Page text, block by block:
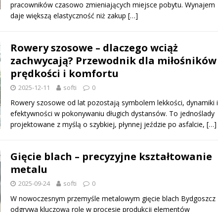
pracowników czasowo zmieniających miejsce pobytu. Wynajem
daje większą elastyczność niż zakup […]
Rowery szosowe – dlaczego wciąż
zachwycają? Przewodnik dla miłośników
prędkości i komfortu
2025-12-11 softi 0
Rowery szosowe od lat pozostają symbolem lekkości, dynamiki i
efektywności w pokonywaniu długich dystansów. To jednoślady
projektowane z myślą o szybkiej, płynnej jeździe po asfalcie, […]
Gięcie blach – precyzyjne kształtowanie
metalu
2025-09-24 softi 0
W nowoczesnym przemyśle metalowym gięcie blach Bydgoszcz
odgrywa kluczową rolę w procesie produkcji elementów